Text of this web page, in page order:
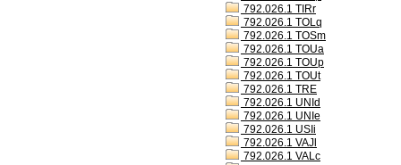
792.026.1 TIRr
792.026.1 TOLq
792.026.1 TOSm
792.026.1 TOUa
792.026.1 TOUp
792.026.1 TOUt
792.026.1 TRE
792.026.1 UNId
792.026.1 UNIe
792.026.1 USIi
792.026.1 VAJl
792.026.1 VALc